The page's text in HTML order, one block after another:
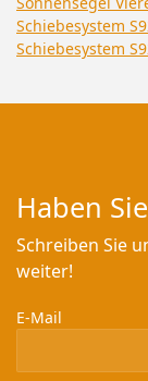
Schiebesystem
Schiebesystem
Haben
Schreiben Sie
weiter!
E-Mail